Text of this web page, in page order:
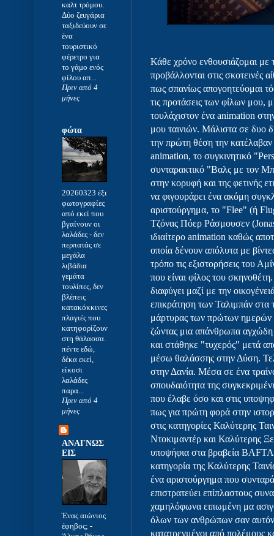
Κάθε χρόνο ενθουσιάζομαι με
προβάλλονται στις σκοτεινές
πως σπανίως απογοητεύομαι
τις προτάσεις των φίλων μου,
τουλάχιστον ένα animation
μου ταινιών. Μάλιστα σε δυο
την πρώτη θέση την
animation, το συγκινητικό
συνταρακτικό "Βαλς με τον
στην κορυφή και της φετινής
να φιγουράρει ένα ακόμη
αριστούργημα, το "Flee" (ή
Τζόνας Πόερ Ράσμουσεν
ιδιαίτερο animation καθώς
οποία δένουν απόλυτα με
τρόπο τις εξιστορήσεις του
που είναι φίλος του
διαφύγει μαζί με την
επικράτηση των Ταλιμπάν στα
μάρτυρας των πρώτων ημερών
ζώντας μια απάνθρωπα
και στάθηκε "τυχερός" μετά
μέσω θαλάσσης στην Δύση.
στην Δανία. Μέσα σε ένα
σπουδαιότητα της
που έλαβε όσο και στις
πως για πρώτη φορά στην
στις κατηγορίες Καλύτερης
Ντοκιμαντέρ και Καλύτερης
υποψήφια στα βραβεία BAFTA
κατηγορία της Καλύτερης
ένα αριστούργημα που
επιστρατεύει επίπλαστους
χαμηλόφωνα ειπωμένη μα
όλων των ανθρώπων σαν αυτόν
κατατρεγμένοι από πολέμους
καλτ τρόμου.
Δύο ζευγάρια
ταξιδεύουν σε
ένα
τουριστικό
φέρετρο για
το γάμο ενός
φίλου απ...
Πριν από 4
μήνες
φώτα
20260323 έξι
φωτογραφίες
από εκεί που
βγαίνουν οι
λαλάδες - δεν
περπατάς σε
μεγάλα
λιβάδια
γεμάτα
τουλίπες, δεν
βλέπεις
κατακόκκινες
πλαγιές που
κατηφορίζουν
στη θάλασσα.
πέντε εδώ,
δέκα εκεί,
είκοσι
λαλάδες
παρα...
Πριν από 4
μήνες
ΑΝΑΓΝΩΣ
ΕΙΣ
Ένας αιώνιος
έφηβος; -